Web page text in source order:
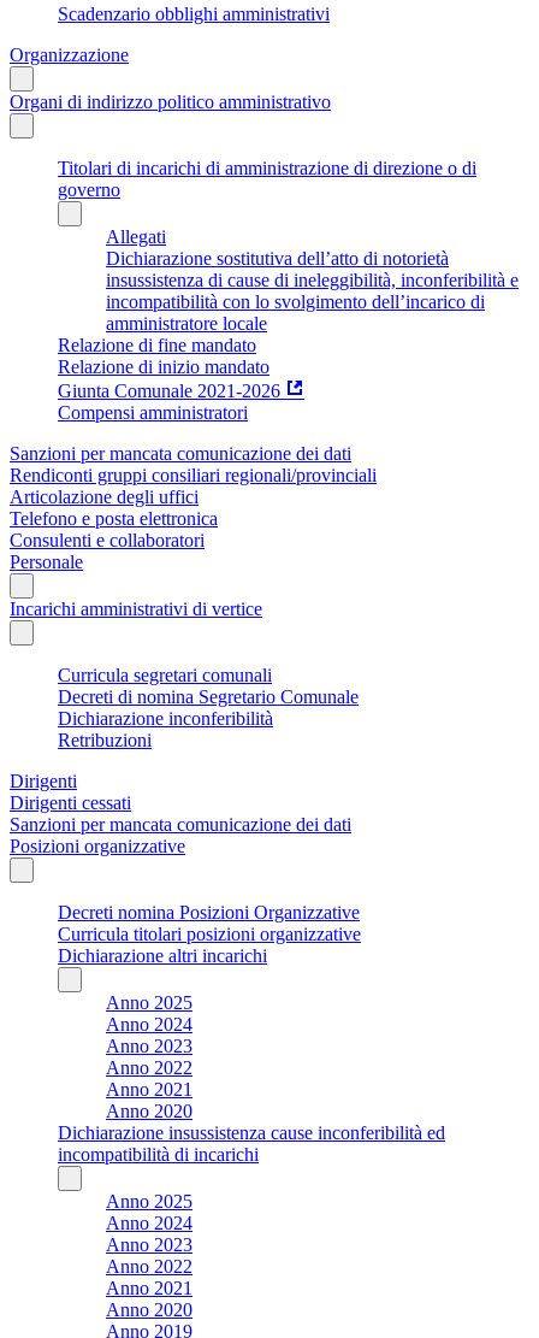
Scadenzario obblighi amministrativi
Organizzazione
Organi di indirizzo politico amministrativo
Titolari di incarichi di amministrazione di direzione o di
governo
Allegati
Dichiarazione sostitutiva dell’atto di notorietà
insussistenza di cause di ineleggibilità, inconferibilità e
incompatibilità con lo svolgimento dell’incarico di
amministratore locale
Relazione di fine mandato
Relazione di inizio mandato
Giunta Comunale 2021-2026
Compensi amministratori
Sanzioni per mancata comunicazione dei dati
Rendiconti gruppi consiliari regionali/provinciali
Articolazione degli uffici
Telefono e posta elettronica
Consulenti e collaboratori
Personale
Incarichi amministrativi di vertice
Curricula segretari comunali
Decreti di nomina Segretario Comunale
Dichiarazione inconferibilità
Retribuzioni
Dirigenti
Dirigenti cessati
Sanzioni per mancata comunicazione dei dati
Posizioni organizzative
Decreti nomina Posizioni Organizzative
Curricula titolari posizioni organizzative
Dichiarazione altri incarichi
Anno 2025
Anno 2024
Anno 2023
Anno 2022
Anno 2021
Anno 2020
Dichiarazione insussistenza cause inconferibilità ed
incompatibilità di incarichi
Anno 2025
Anno 2024
Anno 2023
Anno 2022
Anno 2021
Anno 2020
Anno 2019